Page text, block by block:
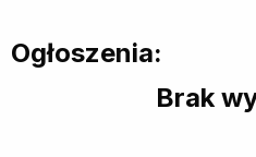
Ogłoszenia:
Brak